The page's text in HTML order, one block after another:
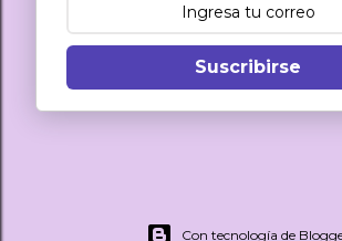
Suscribirse
Con tecnología de